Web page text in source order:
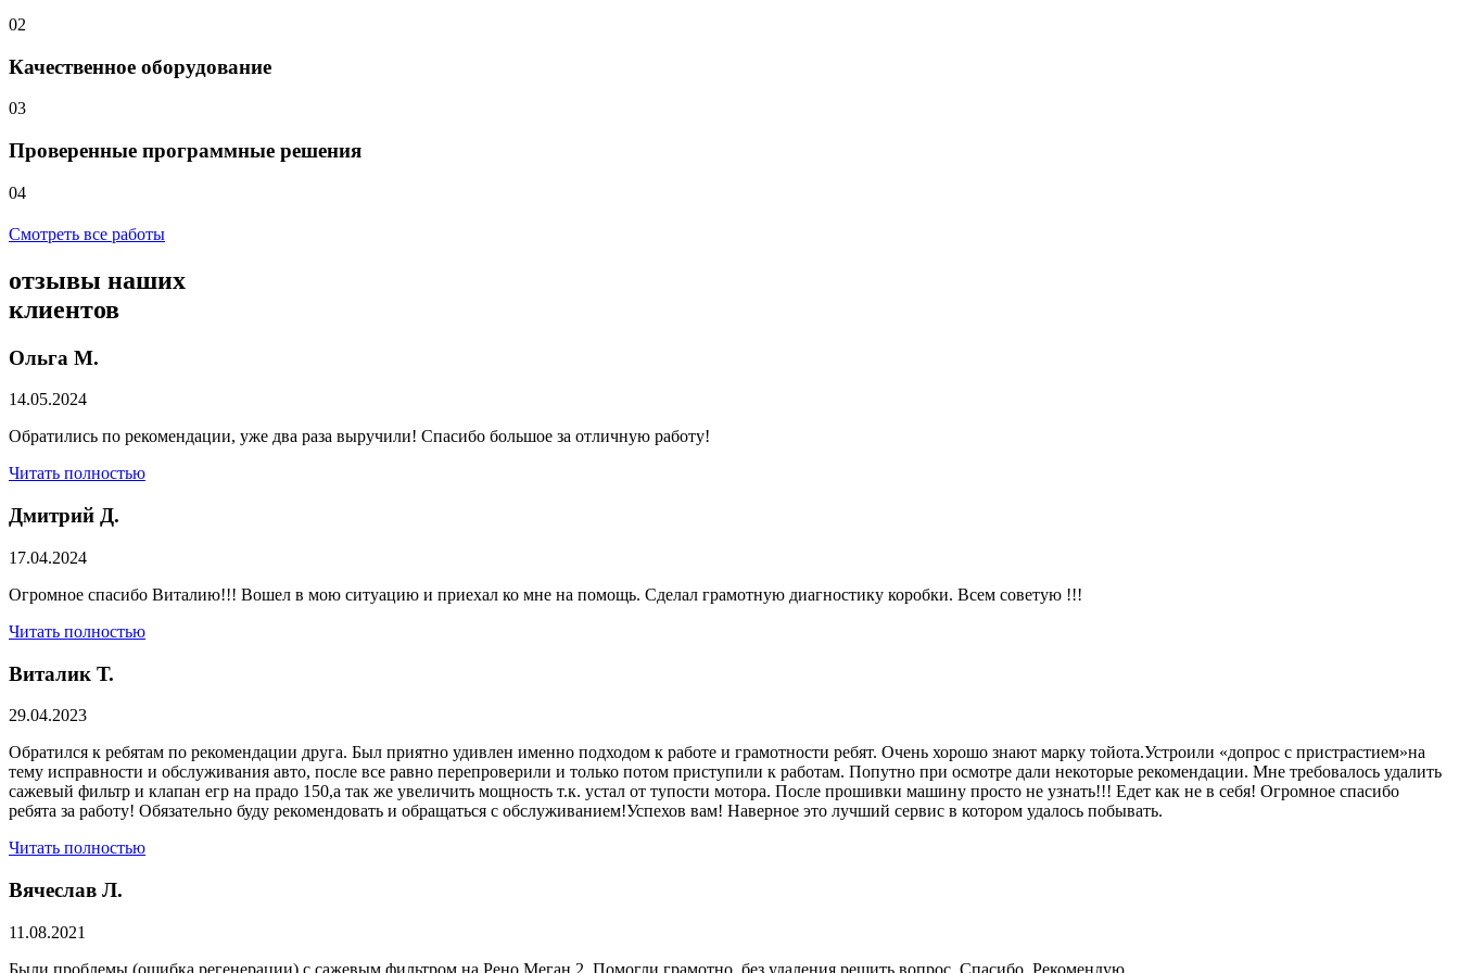
02
Качественное оборудование
03
Проверенные программные решения
04
Смотреть все работы
отзывы наших
клиентов
Ольга М.
14.05.2024
Обратились по рекомендации, уже два раза выручили! Спасибо большое за отличную работу!
Читать полностью
Дмитрий Д.
17.04.2024
Огромное спасибо Виталию!!! Вошел в мою ситуацию и приехал ко мне на помощь. Сделал грамотную диагностику коробки. Всем советую !!!
Читать полностью
Виталик Т.
29.04.2023
Обратился к ребятам по рекомендации друга. Был приятно удивлен именно подходом к работе и грамотности ребят. Очень хорошо знают марку тойота.Устроили «допрос с пристрастием»на
тему исправности и обслуживания авто, после все равно перепроверили и только потом приступили к работам. Попутно при осмотре дали некоторые рекомендации. Мне требовалось удалить
сажевый фильтр и клапан егр на прадо 150,а так же увеличить мощность т.к. устал от тупости мотора. После прошивки машину просто не узнать!!! Едет как не в себя! Огромное спасибо
ребята за работу! Обязательно буду рекомендовать и обращаться с обслуживанием!Успехов вам! Наверное это лучший сервис в котором удалось побывать.
Читать полностью
Вячеслав Л.
11.08.2021
Были проблемы (ошибка регенерации) с сажевым фильтром на Рено Меган 2. Помогли грамотно, без удаления решить вопрос. Спасибо. Рекомендую.